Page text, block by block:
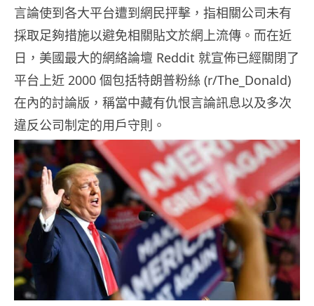
言論使到各大平台遭到網民抨擊，指相關公司未有
採取足夠措施以避免相關貼文於網上流傳。而在近
日，美國最大的網絡論壇 Reddit 就宣佈已經關閉了
平台上近 2000 個包括特朗普粉絲 (r/The_Donald)
在內的討論版，稱當中藏有仇恨言論訊息以及多次
違反公司制定的用戶守則。